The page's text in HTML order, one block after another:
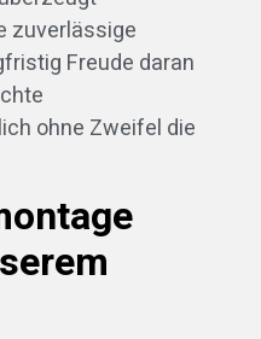
zuverlässige
Freude daran
ohne Zweifel die